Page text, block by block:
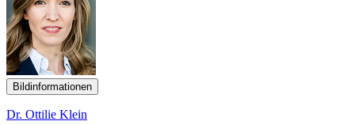
Bildinformationen
Dr. Ottilie Klein